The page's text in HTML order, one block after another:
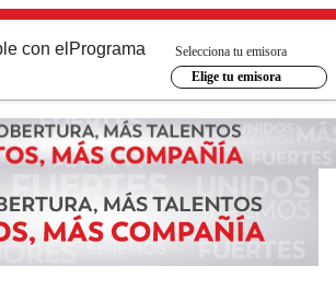
con el Programa
Selecciona tu emisora
Elige tu emisora